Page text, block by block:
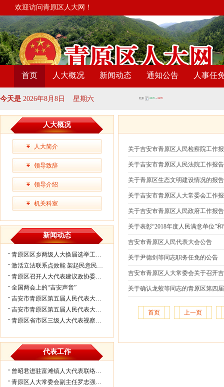
欢迎访问青原区人大网！
首页 人大概况 新闻动态 通知公告 人事任
今天是 2026年8月8日 星期六
人大概况
人大简介
领导致辞
领导介绍
机关科室
新闻动态
青原区区乡两级人大换届选举工作会议...
激活立法联系点效能 架起民意民生连...
青原区召开人大代表建议政协委员提案...
全国两会上的“吉安声音”
吉安市青原区第五届人民代表大会第七...
吉安市青原区第五届人民代表大会第七...
青原区省市区三级人大代表视察民生实...
代表工作
曾昭君进驻富滩镇人大代表联络工作站...
青原区人大常委会副主任罗志强带队赴...
关于吉安市青原区人民检察院工作
关于吉安市青原区人民法院工作报
关于青原区生态文明建设情况的报
关于吉安市青原区人大常委会工作
关于吉安市青原区人民政府工作报
关于表彰“2018年度人民满意单位”
吉安市青原区人民代表大会公告
关于尹德剑等同志职务任免的公告
吉安市青原区人大常委会关于召开
关于确认龙蛟等同志的青原区第四
首页 上一页